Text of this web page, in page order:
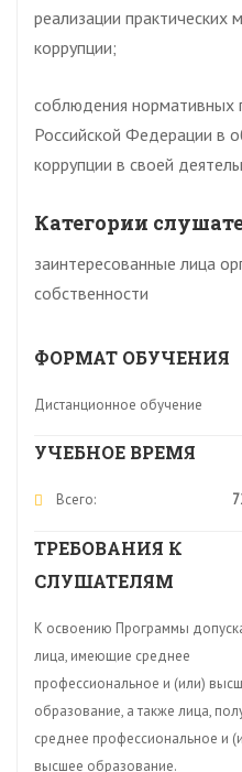
реализации практических
коррупции;
соблюдения нормативных
Российской Федерации в
коррупции в своей
Категории
заинтересованные лица
собственности
ФОРМАТ ОБУЧЕНИЯ
Дистанционное обучение
УЧЕБНОЕ ВРЕМЯ
Всего:
ТРЕБОВАНИЯ К
СЛУШАТЕЛЯМ
К освоению Программы
лица, имеющие среднее
профессиональное и (или)
образование, а также лица,
среднее профессиональное и
высшее образование.